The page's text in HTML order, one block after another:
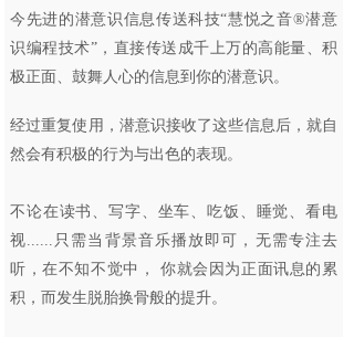
今先进的潜意识信息传送科技“慧悦之音®潜意
识编程技术”，直接传送成千上万的高能量、积
极正面、鼓舞人心的信息到你的潜意识。
经过重复使用，潜意识接收了这些信息后，就自
然会有积极的行为与出色的表现。
不论在读书、写字、坐车、吃饭、睡觉、看电
视......只需当背景音乐播放即可，无需专注去
听，在不知不觉中， 你就会因为正面讯息的累
积，而发生脱胎换骨般的提升。